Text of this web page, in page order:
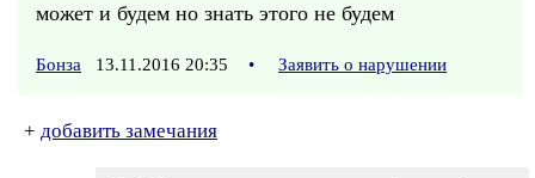
может и будем но знать этого не будем
Бонза 13.11.2016 20:35 • Заявить о нарушении
+ добавить замечания